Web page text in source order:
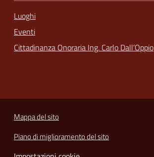
Luoghi
Eventi
Cittadinanza Onoraria Ing. Carlo Dall’Oppio
Mappa del sito
Piano di miglioramento del sito